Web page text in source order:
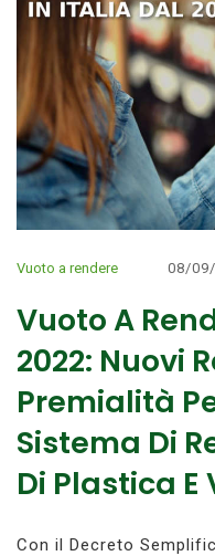
Vuoto a rendere 08/
Vuoto A
2022: Nuovi
Premialità
Sistema Di
Di Plastica E
Con il Decreto